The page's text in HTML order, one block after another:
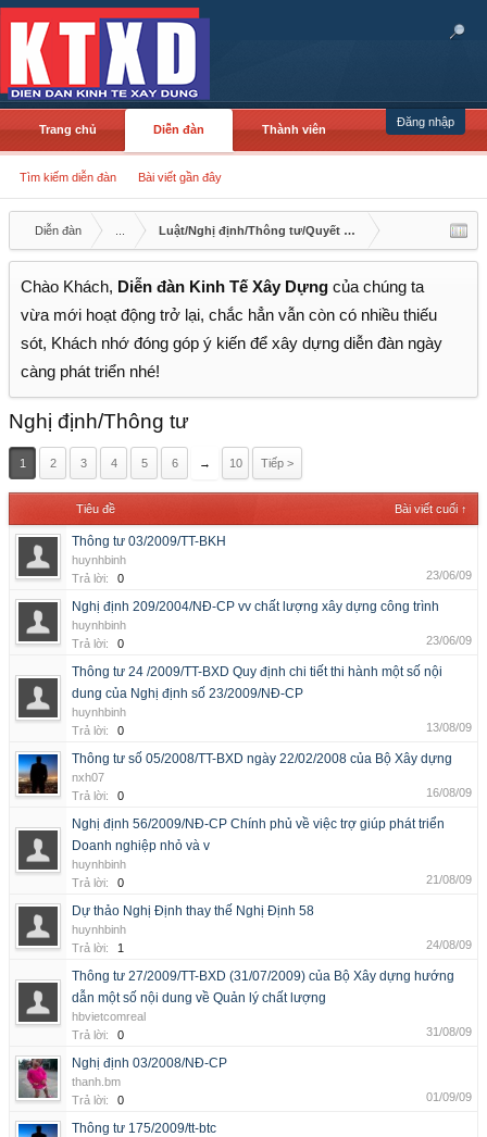
Đăng nhập
Trang chủ Diễn đàn
Tìm kiếm diễn đàn Bài viết gần đây
Thành viên
Diễn đàn Luật/Nghị định/Thông tư/Quyết định/Công văn
Chào Khách, Diễn đàn Kinh Tế Xây Dựng của chúng ta
vừa mới hoạt động trở lại, chắc hẳn vẫn còn có nhiều thiếu
sót, Khách nhớ đóng góp ý kiến để xây dựng diễn đàn ngày
càng phát triển nhé!
Nghị định/Thông tư
1 2 3 4 5 6 → 10 Tiếp >
Tiêu đề Bài viết cuối ↑
Thông tư 03/2009/TT-BKH
huynhbinh
Trả lời:
0 23/06/09
Nghị định 209/2004/NĐ-CP vv chất lượng xây dựng công trình
huynhbinh
Trả lời:
0 23/06/09
Thông tư 24 /2009/TT-BXD Quy định chi tiết thi hành một số nội
dung của Nghị định số 23/2009/NĐ-CP
huynhbinh
Trả lời:
0 13/08/09
Thông tư số 05/2008/TT-BXD ngày 22/02/2008 của Bộ Xây dựng
nxh07
Trả lời:
0 16/08/09
Nghị định 56/2009/NĐ-CP Chính phủ về việc trợ giúp phát triển
Doanh nghiệp nhỏ và v
huynhbinh
Trả lời:
0 21/08/09
Dự thảo Nghị Định thay thế Nghị Định 58
huynhbinh
Trả lời:
1 24/08/09
Thông tư 27/2009/TT-BXD (31/07/2009) của Bộ Xây dựng hướng
dẫn một số nội dung về Quản lý chất lượng
hbvietcomreal
Trả lời:
0 31/08/09
Nghị định 03/2008/NĐ-CP
thanh.bm
Trả lời:
0 01/09/09
Thông tư 175/2009/tt-btc